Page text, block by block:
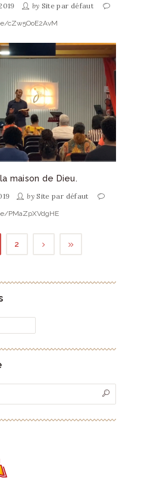
by Site par défaut
cZw5OoE2AvM
maison de Dieu.
bySite par défaut
PMaZpXVdgHE
2